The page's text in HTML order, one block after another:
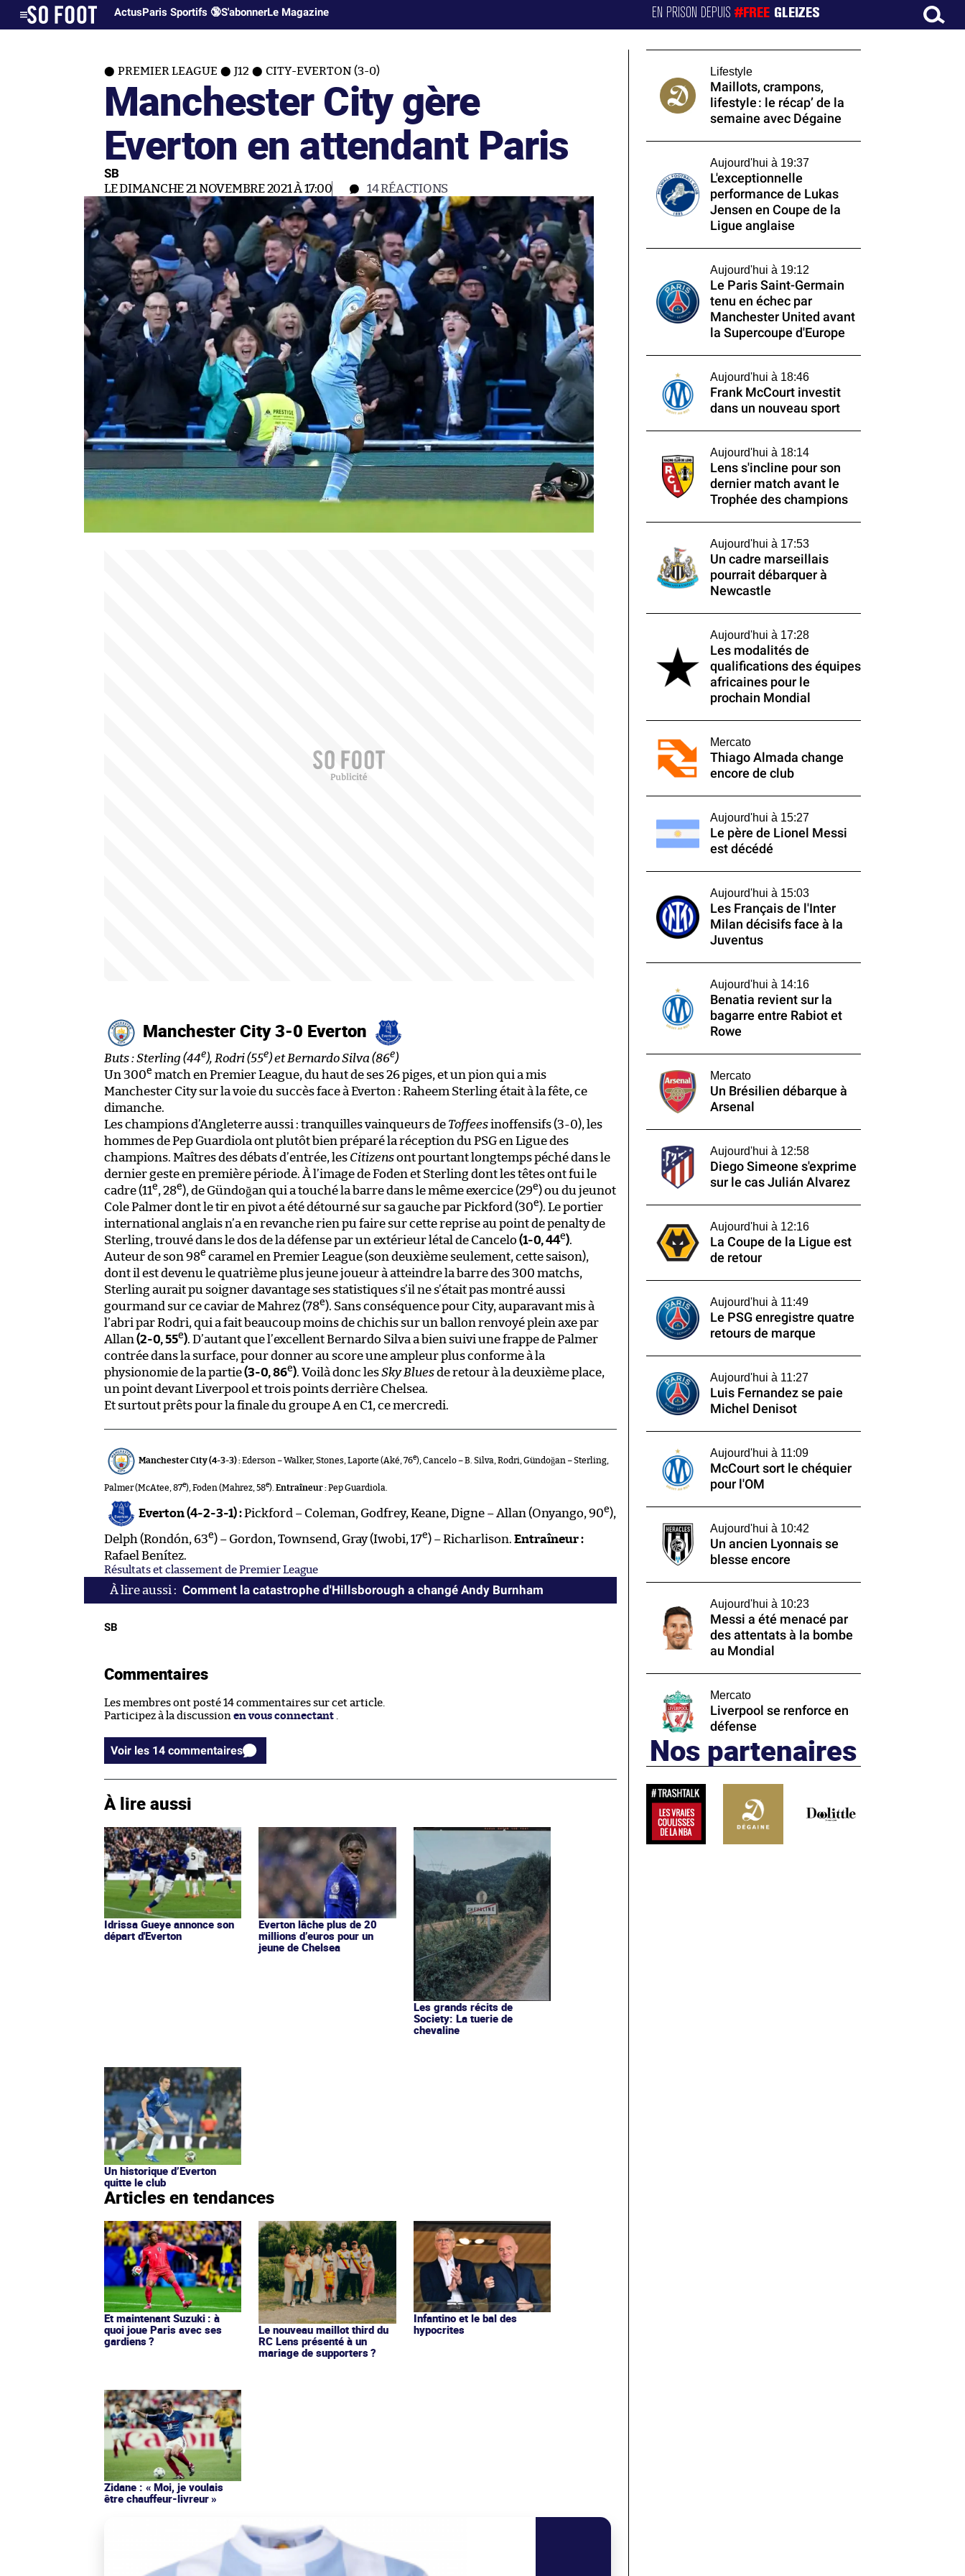
ActusParis Sportifs 🔞S'abonnerLe Magazine EN PRISON DEPUIS#FREE GLEIZES
PREMIER LEAGUE J12 CITY-EVERTON (3-0)
Manchester City gère
Everton en attendant Paris
SB
LE DIMANCHE 21 NOVEMBRE 2021 À 17:00 14RÉACTIONS
Manchester City 3-0 Everton
Buts : Sterling (44e), Rodri (55e) et Bernardo Silva (86e)
Un 300e match en Premier League, du haut de ses 26 piges, et un pion qui a mis
Manchester City sur la voie du succès face à Everton : Raheem Sterling était à la fête, ce
dimanche.
Les champions d’Angleterre aussi : tranquilles vainqueurs de Toffeesinoffensifs (3-0), les
hommes de Pep Guardiola ont plutôt bien préparé la réception du PSG en Ligue des
champions. Maîtres des débats d’entrée, les Citizensont pourtant longtemps péché dans le
dernier geste en première période. À l’image de Foden et Sterling dont les têtes ont fui le
cadre (11e, 28e), de Gündoğan qui a touché la barre dans le même exercice (29e) ou du jeunot
Cole Palmer dont le tir en pivot a été détourné sur sa gauche par Pickford (30e). Le portier
international anglais n’a en revanche rien pu faire sur cette reprise au point de penalty de
Sterling, trouvé dans le dos de la défense par un extérieur létal de Cancelo (1-0, 44e).
Auteur de son 98e caramel en Premier League (son deuxième seulement, cette saison),
dont il est devenu le quatrième plus jeune joueur à atteindre la barre des 300 matchs,
Sterling aurait pu soigner davantage ses statistiques s’il ne s’était pas montré aussi
gourmand sur ce caviar de Mahrez (78e). Sans conséquence pour City, auparavant mis à
l’abri par Rodri, qui a fait beaucoup moins de chichis sur un ballon renvoyé plein axe par
Allan (2-0, 55e). D’autant que l’excellent Bernardo Silva a bien suivi une frappe de Palmer
contrée dans la surface, pour donner au score une ampleur plus conforme à la
physionomie de la partie(3-0, 86e). Voilà donc lesSky Bluesde retour à la deuxième place,
un point devant Liverpool et trois points derrière Chelsea.
Et surtout prêts pour la finale du groupe A en C1, ce mercredi.
Manchester City (4-3-3) :Ederson – Walker, Stones, Laporte (Aké, 76e), Cancelo – B. Silva, Rodri, Gündoğan – Sterling,
Palmer (McAtee, 87e), Foden (Mahrez, 58e). Entraîneur :Pep Guardiola.
Everton (4-2-3-1) :Pickford – Coleman, Godfrey, Keane, Digne – Allan (Onyango, 90e),
Delph (Rondón, 63e) – Gordon, Townsend, Gray (Iwobi, 17e) – Richarlison. Entraîneur :
Rafael Benítez.
Résultats et classement de Premier League
Comment la catastrophe d'Hillsborough a changé Andy Burnham
SB
Commentaires
Les membres ont posté 14 commentaires sur cet article.
Participez à la discussion en vous connectant
Voir les 14 commentaires
À lire aussi
Idrissa Gueye annonce son
départ d'Everton
Everton lâche plus de 20
millions d’euros pour un
jeune de Chelsea
Les grands récits de
Society: La tuerie de
chevaline
Un historique d’Everton
quitte le club
Articles en tendances
Et maintenant Suzuki : à
quoi joue Paris avec ses
gardiens ?
Le nouveau maillot third du
RC Lens présenté à un
mariage de supporters ?
Infantino et le bal des
hypocrites
Zidane : « Moi, je voulais
être chauffeur-livreur »
Lifestyle
Maillots, crampons,
lifestyle : le récap’ de la
semaine avec Dégaine
Aujourd'hui à 19:37
L'exceptionnelle
performance de Lukas
Jensen en Coupe de la
Ligue anglaise
Aujourd'hui à 19:12
Le Paris Saint-Germain
tenu en échec par
Manchester United avant
la Supercoupe d'Europe
Aujourd'hui à 18:46
Frank McCourt investit
dans un nouveau sport
Aujourd'hui à 18:14
Lens s'incline pour son
dernier match avant le
Trophée des champions
Aujourd'hui à 17:53
Un cadre marseillais
pourrait débarquer à
Newcastle
Aujourd'hui à 17:28
Les modalités de
qualifications des équipes
africaines pour le
prochain Mondial
Mercato
Thiago Almada change
encore de club
Aujourd'hui à 15:27
Le père de Lionel Messi
est décédé
Aujourd'hui à 15:03
Les Français de l'Inter
Milan décisifs face à la
Juventus
Aujourd'hui à 14:16
Benatia revient sur la
bagarre entre Rabiot et
Rowe
Mercato
Un Brésilien débarque à
Arsenal
Aujourd'hui à 12:58
Diego Simeone s'exprime
sur le cas Julián Alvarez
Aujourd'hui à 12:16
La Coupe de la Ligue est
de retour
Aujourd'hui à 11:49
Le PSG enregistre quatre
retours de marque
Aujourd'hui à 11:27
Luis Fernandez se paie
Michel Denisot
Aujourd'hui à 11:09
McCourt sort le chéquier
pour l'OM
Aujourd'hui à 10:42
Un ancien Lyonnais se
blesse encore
Aujourd'hui à 10:23
Messi a été menacé par
des attentats à la bombe
au Mondial
Mercato
Liverpool se renforce en
défense
Nos partenaires